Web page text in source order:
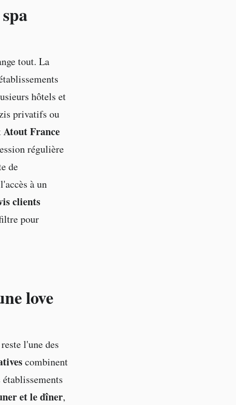
tout. La
hôtels et
privatifs ou
Atout France
régulière
de
à un
clients
pour
love
l'une des
combinent
et le dîner,